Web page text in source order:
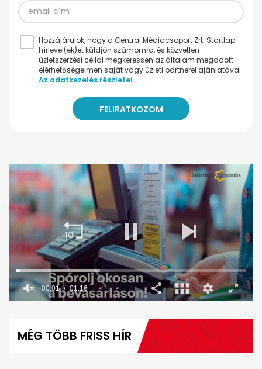
Hozzájárulok, hogy a Central Médiacsoport Zrt. Startlap
hírlevel(ek)et küldjön számomra, és közvetlen
üzletszerzési céllal megkeressen az általam megadott
elérhetőségeimen saját vagy üzleti partnerei ajánlatával.
Az adatkezelés részletei
minute,
00:02 01:16
MÉG TÖBB FRISS HÍR